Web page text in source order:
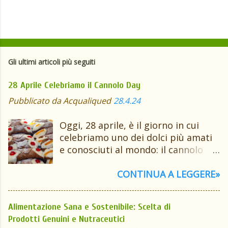
Gli ultimi articoli più seguiti
28 Aprile Celebriamo il Cannolo Day
Pubblicato daAcqualiqued 28.4.24
Oggi, 28 aprile, è il giorno in cui
celebriamo uno dei dolci più amati
e conosciuti al mondo: il cannolo
originaria della Sicilia, è diventata
persone in tutto il mondo. Ma cosa
rende il cannolo così speciale?
CONTINUA A LEGGERE»
Alimentazione Sana e Sostenibile: Scelta di
Prodotti Genuini e Nutraceutici